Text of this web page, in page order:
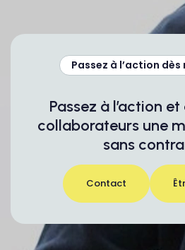
Passez à l’action
Passez à l’action
collaborateurs une
sans
Contact